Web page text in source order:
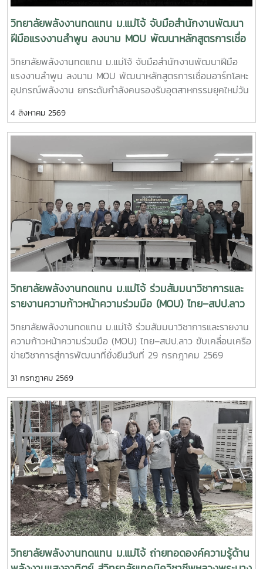
เทคโนโลยี การเชื่อมโยงเครือข่ายความร่วมมือ และการสร้าง
โอกาสในการเพิ่มรายได้ให้แก่ประชาชนอย่างยั่งยืนประเด็นสำคัญ
ภายในงาน ประกอบด้วย - การพัฒนาเทคโนโลยีที่เหมาะสม
(Appropriate Technology) เพื่อการพัฒนาชุมชน- การสร้าง
และพัฒนานวัตกรชุมชนเพื่อขับเคลื่อนเศรษฐกิจฐานราก - การ
ประยุกต์ใช้แพลตฟอร์ม AppTech เพื่อถ่ายทอดองค์ความรู้และ
เชื่อมโยงเครือข่าย - การแลกเปลี่ยนประสบการณ์ระหว่างสถาบัน
การศึกษา หน่วยงานภาครัฐ และภาคีเครือข่ายด้านการพัฒนา
ชุมชน การเข้าร่วมประชุมครั้งนี้นับเป็นโอกาสสำคัญในการติดตาม
ทิศทางการพัฒนาเทคโนโลยีที่เหมาะสมของประเทศ พร้อมแลก
ประยุกต์ใช้ในการสนับสนุนพันธกิจของวิทยาลัยพลังงานทดแทน
ทั้งด้านการวิจัย การบริการวิชาการ และการถ่ายทอดเทคโนโลยีสู่
ชุมชน เพื่อยกระดับคุณภาพชีวิตของประชาชนและสร้างการ
พัฒนาที่ยั่งยืนวิทยาลัยพลังงานทดแทน มหาวิทยาลัยแม่โจ้ มุ่งมั่น
พัฒนาองค์ความรู้และนวัตกรรมด้านพลังงานและเทคโนโลยีที่
เหมาะสม เพื่อสร้างผลกระทบเชิงบวกต่อสังคม ชุมชน และ
เศรษฐกิจฐานราก พร้อมขับเคลื่อนการพัฒนาประเทศสู่ความ
ยั่งยืน
วิทยาลัยพลังงานทดแทน ม.แม่โจ้ จับมือสำนักงานพัฒนา
ฝีมือแรงงานลำพูน ลงนาม MOU พัฒนาหลักสูตรการเชื่อ
มอาร์กโลหะอุปกรณ์พลังงาน ยกระดับกำลังคนรองรับ
อุตสาหกรรมยุคใหม่
วิทยาลัยพลังงานทดแทน ม.แม่โจ้ จับมือสำนักงานพัฒนาฝีมือ
แรงงานลำพูน ลงนาม MOU พัฒนาหลักสูตรการเชื่อมอาร์กโลหะ
อุปกรณ์พลังงาน ยกระดับกำลังคนรองรับอุตสาหกรรมยุคใหม่วัน
พลังงานทดแทน ร่วมกับ สำนักงานพัฒนาฝีมือแรงงานลำพูน จัด
พิธีลงนามบันทึกความเข้าใจความร่วมมือทางวิชาการ
ผึ้ง ชั้น 5 สำนักงานมหาวิทยาลัย มหาวิทยาลัยแม่โจ้ พิธีลงนามได้
รับเกียรติจาก ผู้ช่วยศาสตราจารย์ ดร.สุริยจรัส เตชะตันมีนสกุล
รองอธิการบดีมหาวิทยาลัยแม่โจ้ (ผู้แทนอธิการบดี) และ นายก
ษิดิจ ทับทิม ผู้อำนวยการสำนักงานพัฒนาฝีมือแรงงานลำพูน
เป็นผู้ลงนามร่วมกัน โดยมี ผู้ช่วยศาสตราจารย์ ดร.นิกราน หอม
ดวง คณบดีวิทยาลัยพลังงานทดแทน มหาวิทยาลัยแม่โจ้และ นาย
เกรียงศักดิ์ ธรรมวัตร ผู้อำนวยการกลุ่มงานพัฒนาฝีมือแรงงาน
ร่วมลงนามเป็นพยาน ความร่วมมือในครั้งนี้มีเป้าหมายในการ
พัฒนาและปรับปรุงหลักสูตร “การเชื่อมอาร์กโลหะอุปกรณ์ทาง
พลังงานและอุตสาหกรรมด้วยมือ” ให้สอดคล้องกับมาตรฐาน
วิชาชีพและความต้องการของภาคอุตสาหกรรม พร้อมทั้งร่วมกัน
แรงงาน และผู้สนใจทั่วไป เพื่อยกระดับทักษะวิชาชีพและเพิ่มขีด
ความสามารถของกำลังคนไทยความร่วมมือครอบคลุมการดำเนิน
งานในด้านต่าง ๆ ได้แก่- พัฒนาและปรับปรุงหลักสูตรให้
การเชื่อมอาร์กโลหะอุปกรณ์พลังงานและอุตสาหกรรม - ทดสอบ
มาตรฐานฝีมือแรงงานและรับรองสมรรถนะผู้ผ่านการอบรม-
พัฒนากำลังคนให้มีทักษะตรงตามความต้องการของสถาน
ประกอบการและตลาดแรงงาน ความร่วมมือครั้งนี้สะท้อนถึง
ความมุ่งมั่นของวิทยาลัยพลังงานทดแทน มหาวิทยาลัยแม่โจ้ ในกา
รบูรณาการความร่วมมือกับหน่วยงานภาครัฐ เพื่อผลิตและพัฒนา
กำลังคนที่มีศักยภาพ มีทักษะด้านวิชาชีพที่ได้มาตรฐาน และพร้อม
รองรับการเปลี่ยนแปลงของภาคอุตสาหกรรมด้านพลังงานและ
เทคโนโลยีในอนาคตวิทยาลัยพลังงานทดแทน มหาวิทยาลัยแม่โจ้
ยังคงเดินหน้าสร้างเครือข่ายความร่วมมือกับทุกภาคส่วน เพื่อยก
ระดับการศึกษา การพัฒนาทักษะวิชาชีพ และการผลิตบัณฑิต
คุณภาพ ตอบโจทย์การพัฒนาประเทศอย่างยั่งยืน
4 สิงหาคม 2569
วิทยาลัยพลังงานทดแทน ม.แม่โจ้ ร่วมสัมมนาวิชาการและ
รายงานความก้าวหน้าความร่วมมือ (MOU) ไทย–สปป.ลาว
ขับเคลื่อนเครือข่ายวิชาการสู่การพัฒนาที่ยั่งยืน
วิทยาลัยพลังงานทดแทน ม.แม่โจ้ ร่วมสัมมนาวิชาการและรายงาน
ความก้าวหน้าความร่วมมือ (MOU) ไทย–สปป.ลาว ขับเคลื่อนเครือ
ข่ายวิชาการสู่การพัฒนาที่ยั่งยืนวันที่ 29 กรกฎาคม 2569
ศาสตราจารย์ ดร.นิกราน หอมดวง คณบดีวิทยาลัยพลังงาน
ทดแทน พร้อมด้วย ผู้ช่วยศาสตราจารย์ ดร.กิตติกร สาสุจิตต์
รองคณบดีฝ่ายบริหาร, ผู้ช่วยศาสตราจารย์ ดร.ยิ่งรักษ์ อรรถเวช
กุล รองคณบดีฝ่ายวิจัยและบริการวิชาการคณาจารย์ บุคลากร
และนักศึกษาระดับบัณฑิตศึกษา เข้าร่วมกิจกรรม สัมมนาวิชาการ
และการรายงานความก้าวหน้าความร่วมมือ (MOU) ระหว่าง
มหาวิทยาลัยแม่โจ้และเครือข่ายสถาบันการศึกษาในแขวงหลวงพระ
บาง สาธารณรัฐประชาธิปไตยประชาชนลาว การสัมมนาครั้งนี้จัด
ขึ้นเพื่อเป็นเวทีในการแลกเปลี่ยนองค์ความรู้ ติดตามผลการ
ดำเนินงานภายใต้บันทึกข้อตกลงความร่วมมือ (MOU) และร่วม
กำหนดแนวทางการพัฒนาความร่วมมือด้านการศึกษา การวิจัย
และการบริการวิชาการระหว่างประเทศไทยและ สปป.ลาว ให้เกิด
ความเข้มแข็งและต่อเนื่อง กิจกรรมสำคัญภายในงาน ประกอบ
ด้วย- แลกเปลี่ยนองค์ความรู้ด้านพลังงานทดแทน สิ่งแวดล้อม
31 กรกฎาคม 2569
วิทยาลัยพลังงานทดแทน ม.แม่โจ้ ถ่ายทอดองค์ความรู้ด้าน